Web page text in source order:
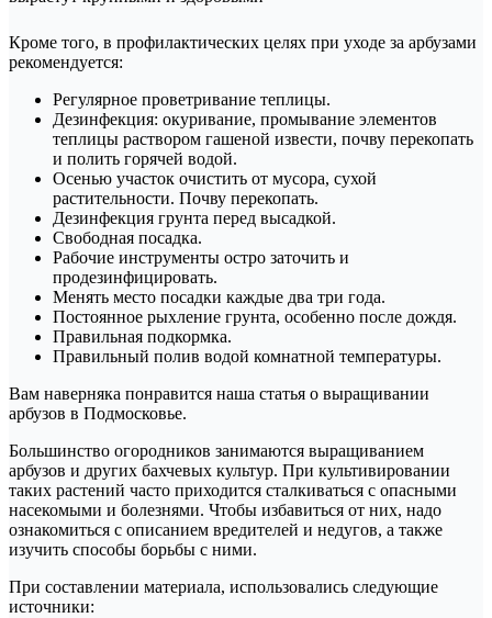
Кроме того, в профилактических целях при уходе за арбузами
рекомендуется:
Регулярное проветривание теплицы.
Дезинфекция: окуривание, промывание элементов
теплицы раствором гашеной извести, почву перекопать
и полить горячей водой.
Осенью участок очистить от мусора, сухой
растительности. Почву перекопать.
Дезинфекция грунта перед высадкой.
Свободная посадка.
Рабочие инструменты остро заточить и
продезинфицировать.
Менять место посадки каждые два три года.
Постоянное рыхление грунта, особенно после дождя.
Правильная подкормка.
Правильный полив водой комнатной температуры.
Вам наверняка понравится наша статья о выращивании
арбузов в Подмосковье.
Большинство огородников занимаются выращиванием
арбузов и других бахчевых культур. При культивировании
таких растений часто приходится сталкиваться с опасными
насекомыми и болезнями. Чтобы избавиться от них, надо
ознакомиться с описанием вредителей и недугов, а также
изучить способы борьбы с ними.
При составлении материала, использовались следующие
источники: